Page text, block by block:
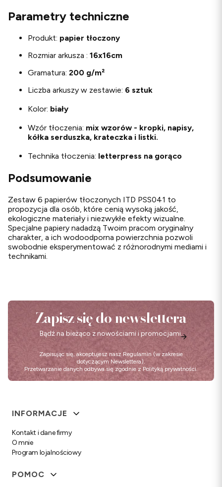
Parametry techniczne
Produkt: papier tłoczony
Rozmiar arkusza : 16x16cm
Gramatura: 200 g/m²
Liczba arkuszy w zestawie: 6 sztuk
Kolor: biały
Wzór tłoczenia: mix wzorów - kropki, napisy,
kółka serduszka, krateczka i listki.
Technika tłoczenia: letterpress na gorąco
Podsumowanie
Zestaw 6 papierów tłoczonych ITD PSS041 to
propozycja dla osób, które cenią wysoką jakość,
ekologiczne materiały i niezwykłe efekty wizualne.
Specjalne papiery nadadzą Twoim pracom oryginalny
charakter, a ich wodoodporna powierzchnia pozwoli
swobodnie eksperymentować z różnorodnymi mediami i
technikami.
Zapisz się do newslettera
Bądź na bieżąco z nowościami i promocjami.
Zapisując się, akceptujesz nasz Regulamin (w zakresie
dotyczącym Newslettera).
Przetwarzanie danych odbywa się zgodnie z Polityką prywatności.
Linki w stopce
INFORMACJE
Kontakt i dane firmy
O mnie
Program lojalnościowy
POMOC